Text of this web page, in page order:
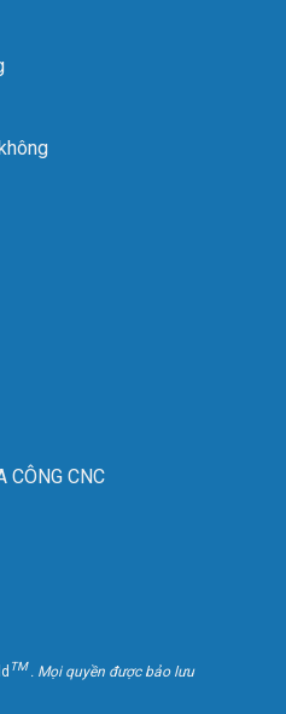
CÔNG CNC
TM. Mọi quyền được bảo lưu